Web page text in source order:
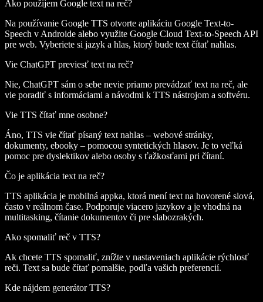
Ako použijem Google text na reč?
Na používanie Google TTS otvorte aplikáciu Google Text-to-
Speech v Androide alebo využite Google Cloud Text-to-Speech API
pre web. Vyberiete si jazyk a hlas, ktorý bude text čítať nahlas.
Vie ChatGPT previesť text na reč?
Nie, ChatGPT sám o sebe nevie priamo prevádzať text na reč, ale
vie poradiť s informáciami a návodmi k TTS nástrojom a softvéru.
Vie TTS čítať mne osobne?
Áno, TTS vie čítať písaný text nahlas – webové stránky,
dokumenty, ebooky – pomocou syntetických hlasov. Je to veľká
pomoc pre dyslektikov alebo osoby s ťažkosťami pri čítaní.
Čo je aplikácia text na reč?
TTS aplikácia je mobilná appka, ktorá mení text na hovorené slová,
často v reálnom čase. Podporuje viacero jazykov a je vhodná na
multitasking, čítanie dokumentov či pre slabozrakých.
Ako spomaliť reč v TTS?
Ak chcete TTS spomaliť, znížte v nastaveniach aplikácie rýchlosť
reči. Text sa bude čítať pomalšie, podľa vašich preferencií.
Kde nájdem generátor TTS?